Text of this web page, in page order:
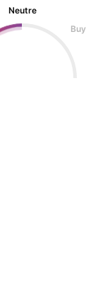
Neutre
Buy